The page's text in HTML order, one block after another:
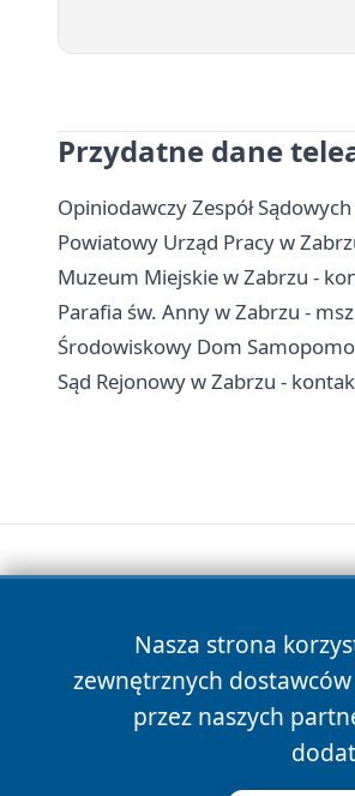
Przydatne dane
Opiniodawczy Zespół
Powiatowy Urząd Pracy w
Muzeum Miejskie w Zabrzu -
Parafia św. Anny w Zabrzu -
Środowiskowy Dom
Sąd Rejonowy w Zabrzu -
Nasza strona
zewnętrznych
przez naszych